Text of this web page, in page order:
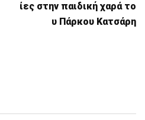
ίες στην παιδική χαρά το
υ Πάρκου Κατσάρη